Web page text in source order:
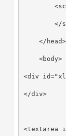
</
    </head>
    <body>
<div
</div>
<textarea